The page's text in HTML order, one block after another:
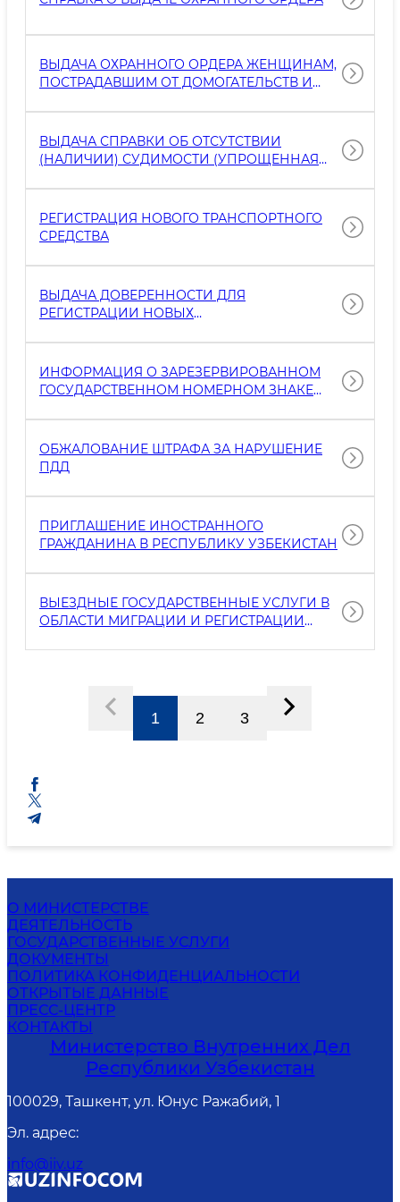
ВЫДАЧА ОХРАННОГО ОРДЕРА ЖЕНЩИНАМ,
ПОСТРАДАВШИМ ОТ ДОМОГАТЕЛЬСТВ И
ВЫДАЧА СПРАВКИ ОБ ОТСУТСТВИИ
(НАЛИЧИИ) СУДИМОСТИ (УПРОЩЕННАЯ
РЕГИСТРАЦИЯ НОВОГО ТРАНСПОРТНОГО
СРЕДСТВА
ВЫДАЧА ДОВЕРЕННОСТИ ДЛЯ
РЕГИСТРАЦИИ НОВЫХ
ЮРИДИЧЕСКИХ ЛИЦ)
ИНФОРМАЦИЯ О ЗАРЕЗЕРВИРОВАННОМ
ГОСУДАРСТВЕННОМ НОМЕРНОМ ЗНАКЕ
ОБЖАЛОВАНИЕ ШТРАФА ЗА НАРУШЕНИЕ
ПДД
ПРИГЛАШЕНИЕ ИНОСТРАННОГО
ГРАЖДАНИНА В РЕСПУБЛИКУ УЗБЕКИСТАН
ВЫЕЗДНЫЕ ГОСУДАРСТВЕННЫЕ УСЛУГИ В
ОБЛАСТИ МИГРАЦИИ И РЕГИСТРАЦИИ
1 2 3
О МИНИСТЕРСТВЕ
ДЕЯТЕЛЬНОСТЬ
ГОСУДАРСТВЕННЫЕ УСЛУГИ
ДОКУМЕНТЫ
ПОЛИТИКА КОНФИДЕНЦИАЛЬНОСТИ
ОТКРЫТЫЕ ДАННЫЕ
ПРЕСС-ЦЕНТР
КОНТАКТЫ
Министерство Внутренних Дел
Республики Узбекистан
100029, Ташкент, ул. Юнус Ражабий, 1
Эл. адрес:
info@iiv.uz